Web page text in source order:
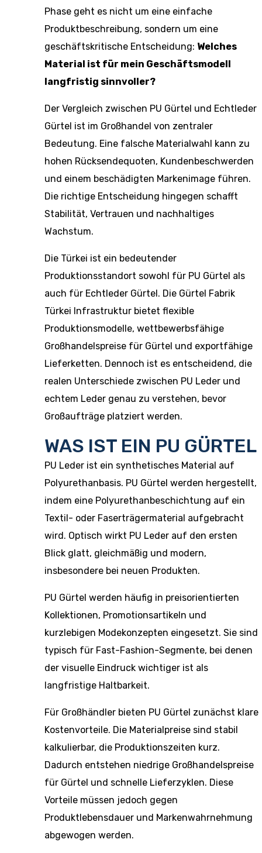
Phase geht es nicht um eine einfache
Produktbeschreibung, sondern um eine
geschäftskritische Entscheidung: Welches
Material ist für mein Geschäftsmodell
langfristig sinnvoller?
Der Vergleich zwischen PU Gürtel und Echtleder
Gürtel ist im Großhandel von zentraler
Bedeutung. Eine falsche Materialwahl kann zu
hohen Rücksendequoten, Kundenbeschwerden
und einem beschädigten Markenimage führen.
Die richtige Entscheidung hingegen schafft
Stabilität, Vertrauen und nachhaltiges
Wachstum.
Die Türkei ist ein bedeutender
Produktionsstandort sowohl für PU Gürtel als
auch für Echtleder Gürtel. Die Gürtel Fabrik
Türkei Infrastruktur bietet flexible
Produktionsmodelle, wettbewerbsfähige
Großhandelspreise für Gürtel und exportfähige
Lieferketten. Dennoch ist es entscheidend, die
realen Unterschiede zwischen PU Leder und
echtem Leder genau zu verstehen, bevor
Großaufträge platziert werden.
WAS IST EIN PU GÜRTEL
PU Leder ist ein synthetisches Material auf
Polyurethanbasis. PU Gürtel werden hergestellt,
indem eine Polyurethanbeschichtung auf ein
Textil- oder Faserträgermaterial aufgebracht
wird. Optisch wirkt PU Leder auf den ersten
Blick glatt, gleichmäßig und modern,
insbesondere bei neuen Produkten.
PU Gürtel werden häufig in preisorientierten
Kollektionen, Promotionsartikeln und
kurzlebigen Modekonzepten eingesetzt. Sie sind
typisch für Fast-Fashion-Segmente, bei denen
der visuelle Eindruck wichtiger ist als
langfristige Haltbarkeit.
Für Großhändler bieten PU Gürtel zunächst klare
Kostenvorteile. Die Materialpreise sind stabil
kalkulierbar, die Produktionszeiten kurz.
Dadurch entstehen niedrige Großhandelspreise
für Gürtel und schnelle Lieferzyklen. Diese
Vorteile müssen jedoch gegen
Produktlebensdauer und Markenwahrnehmung
abgewogen werden.